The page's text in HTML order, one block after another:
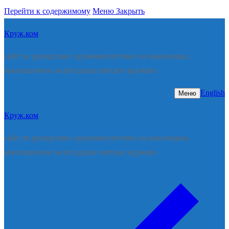
Перейти к содержимому Меню Закрыть
Круж.ком
сайт по рукоделию: кружевоплетение на коклюшках,
коклюшечное вологодское вятское кружево
Меню English
Круж.ком
сайт по рукоделию: кружевоплетение на коклюшках,
коклюшечное вологодское вятское кружево